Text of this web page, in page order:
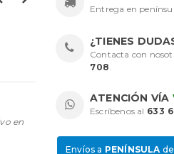
en
Entrega en
¿TIENES
Contacta con
708 .
ATENCIÓN VÍA
Escríbenos al 633
Envíos a PENÍNSULA